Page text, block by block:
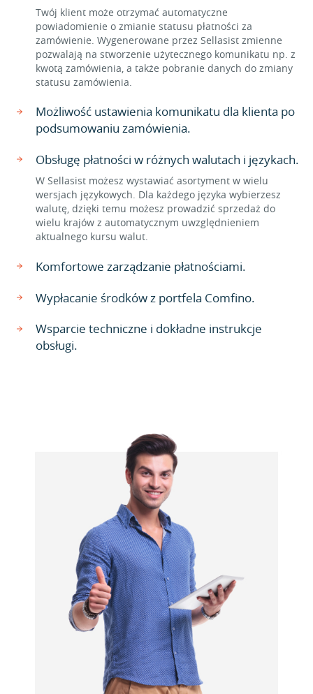
Twój klient może otrzymać automatyczne
powiadomienie o zmianie statusu płatności za
zamówienie. Wygenerowane przez Sellasist zmienne
pozwalają na stworzenie użytecznego komunikatu np. z
kwotą zamówienia, a także pobranie danych do zmiany
statusu zamówienia.
Możliwość ustawienia komunikatu dla klienta po
podsumowaniu zamówienia.
Obsługę płatności w różnych walutach i językach.
W Sellasist możesz wystawiać asortyment w wielu
wersjach językowych. Dla każdego języka wybierzesz
walutę, dzięki temu możesz prowadzić sprzedaż do
wielu krajów z automatycznym uwzględnieniem
aktualnego kursu walut.
Komfortowe zarządzanie płatnościami.
Wypłacanie środków z portfela Comfino.
Wsparcie techniczne i dokładne instrukcje
obsługi.